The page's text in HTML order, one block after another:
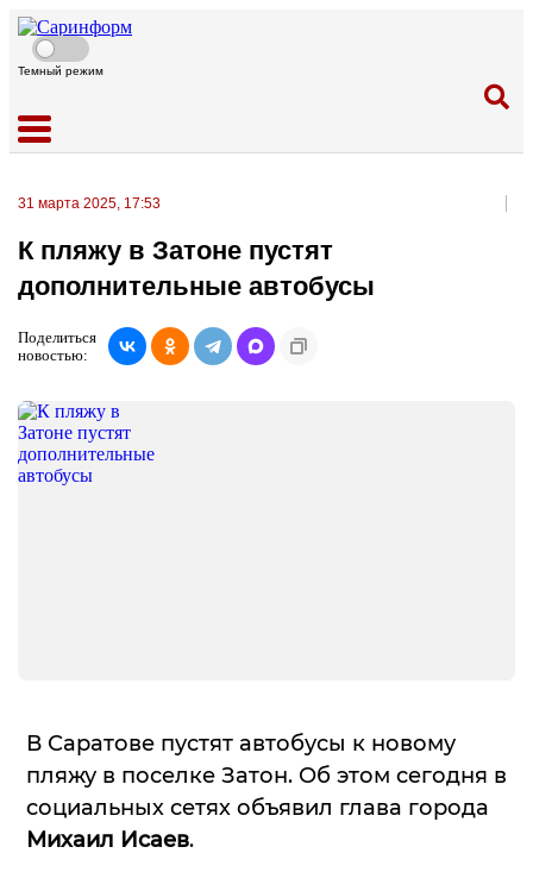
Темный режим
31 марта 2025, 17:53
К пляжу в Затоне пустят
дополнительные автобусы
Поделиться
новостью:
В Саратове пустят автобусы к новому
пляжу в поселке Затон. Об этом сегодня в
социальных сетях объявил глава города
Михаил Исаев.